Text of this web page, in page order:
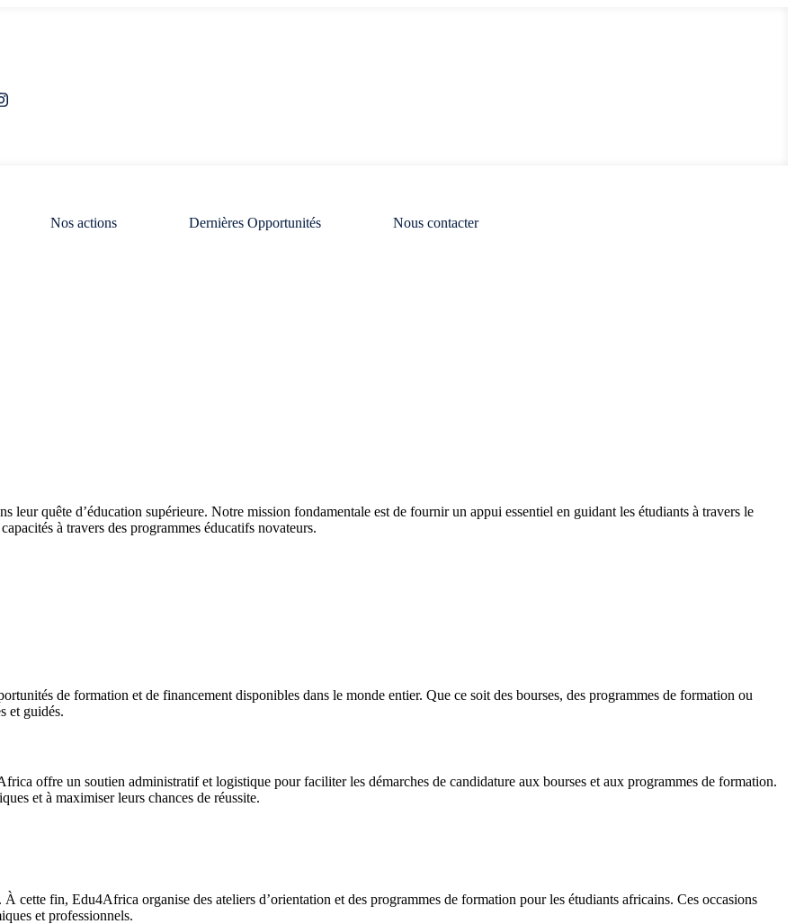
Nos actions Dernières Opportunités Nous contacter
leur quête d’éducation supérieure. Notre mission fondamentale est de fournir un appui essentiel en guidant les étudiants à travers le
à travers des programmes éducatifs novateurs.
de formation et de financement disponibles dans le monde entier. Que ce soit des bourses, des programmes de formation ou
et guidés.
offre un soutien administratif et logistique pour faciliter les démarches de candidature aux bourses et aux programmes de formation.
et à maximiser leurs chances de réussite.
cette fin, Edu4Africa organise des ateliers d’orientation et des programmes de formation pour les étudiants africains. Ces occasions
et professionnels.